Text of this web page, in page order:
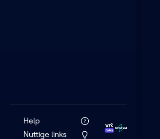
Help
Nuttige links